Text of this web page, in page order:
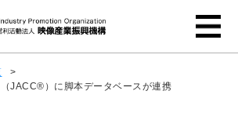
>
JACC®）に脚本データベースが連携